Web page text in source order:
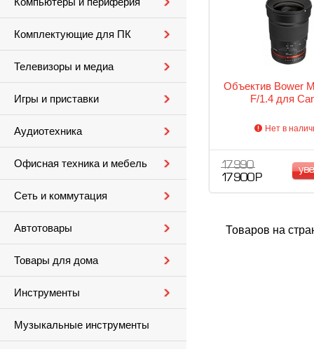
Комплектующие для ПК
Телевизоры и медиа
Игры и приставки
Аудиотехника
Офисная техника и мебель
Сеть и коммутация
Автотовары
Товары для дома
Инструменты
Музыкальные инструменты
Объектив Bower
F/1.4 для
Нет в
17 990
17 900 Р
Товаров на